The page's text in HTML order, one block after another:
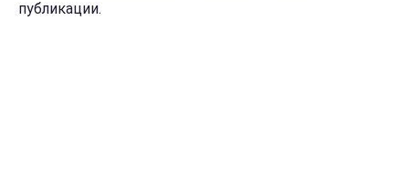
публикации.